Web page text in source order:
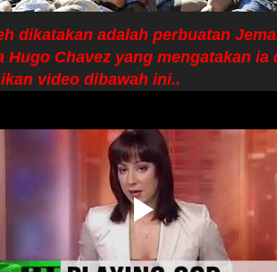
dikatakan adalah perbuatan
Chavez yang mengatakan
video dibawah ini..